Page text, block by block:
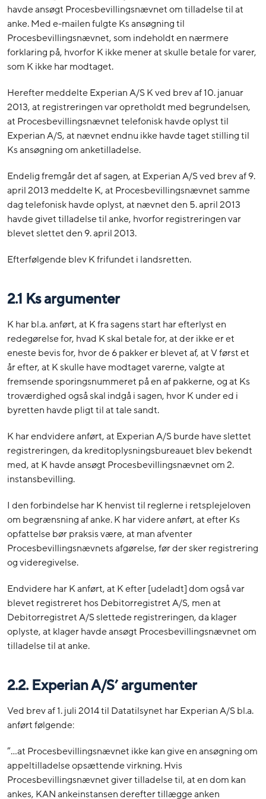
havde ansøgt Procesbevillingsnævnet om tilladelse til at
anke. Med e-mailen fulgte Ks ansøgning til
Procesbevillingsnævnet, som indeholdt en nærmere
forklaring på, hvorfor K ikke mener at skulle betale for varer,
som K ikke har modtaget.
Herefter meddelte Experian A/S K ved brev af 10. januar
2013, at registreringen var opretholdt med begrundelsen,
at Procesbevillingsnævnet telefonisk havde oplyst til
Experian A/S, at nævnet endnu ikke havde taget stilling til
Ks ansøgning om anketilladelse.
Endelig fremgår det af sagen, at Experian A/S ved brev af 9.
april 2013 meddelte K, at Procesbevillingsnævnet samme
dag telefonisk havde oplyst, at nævnet den 5. april 2013
havde givet tilladelse til anke, hvorfor registreringen var
blevet slettet den 9. april 2013.
Efterfølgende blev K frifundet i landsretten.
2.1 Ks argumenter
K har bl.a. anført, at K fra sagens start har efterlyst en
redegørelse for, hvad K skal betale for, at der ikke er et
eneste bevis for, hvor de 6 pakker er blevet af, at V først et
år efter, at K skulle have modtaget varerne, valgte at
fremsende sporingsnummeret på en af pakkerne, og at Ks
troværdighed også skal indgå i sagen, hvor K under ed i
byretten havde pligt til at tale sandt.
K har endvidere anført, at Experian A/S burde have slettet
registreringen, da kreditoplysningsbureauet blev bekendt
med, at K havde ansøgt Procesbevillingsnævnet om 2.
instansbevilling.
I den forbindelse har K henvist til reglerne i retsplejeloven
om begrænsning af anke. K har videre anført, at efter Ks
opfattelse bør praksis være, at man afventer
Procesbevillingsnævnets afgørelse, før der sker registrering
og videregivelse.
Endvidere har K anført, at K efter [udeladt] dom også var
blevet registreret hos Debitorregistret A/S, men at
Debitorregistret A/S slettede registreringen, da klager
oplyste, at klager havde ansøgt Procesbevillingsnævnet om
tilladelse til at anke.
2.2. Experian A/S’ argumenter
Ved brev af 1. juli 2014 til Datatilsynet har Experian A/S bl.a.
anført følgende:
”…at Procesbevillingsnævnet ikke kan give en ansøgning om
appeltilladelse opsættende virkning. Hvis
Procesbevillingsnævnet giver tilladelse til, at en dom kan
ankes, KAN ankeinstansen derefter tillægge anken